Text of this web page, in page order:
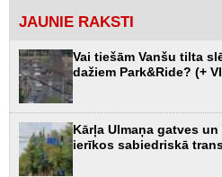
JAUNIE RAKSTI
Vai tiešām Vanšu tilta
dažiem Park&Ride? (+
Kārļa Ulmaņa gatves
ierīkos sabiedriskā